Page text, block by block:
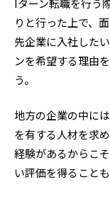
Iターン転職を行う
りと行った上で、
先企業に入社した
ンを希望する理由
う。
地方の企業の中に
を有する人材を求
経験があるからこ
い評価を得ること